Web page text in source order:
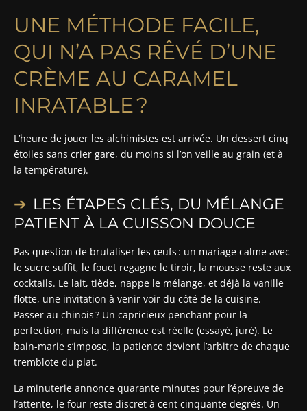
UNE MÉTHODE FACILE,
QUI N’A PAS RÊVÉ D’UNE
CRÈME AU CARAMEL
INRATABLE ?
L’heure de jouer les alchimistes est arrivée. Un dessert cinq
étoiles sans crier gare, du moins si l’on veille au grain (et à
la température).
LES ÉTAPES CLÉS, DU MÉLANGE
PATIENT À LA CUISSON DOUCE
Pas question de brutaliser les œufs : un mariage calme avec
le sucre suffit, le fouet regagne le tiroir, la mousse reste aux
cocktails. Le lait, tiède, nappe le mélange, et déjà la vanille
flotte, une invitation à venir voir du côté de la cuisine.
Passer au chinois ? Un capricieux penchant pour la
perfection, mais la différence est réelle (essayé, juré). Le
bain-marie s’impose, la patience devient l’arbitre de chaque
tremblote du plat.
La minuterie annonce quarante minutes pour l’épreuve de
l’attente, le four reste discret à cent cinquante degrés. Un